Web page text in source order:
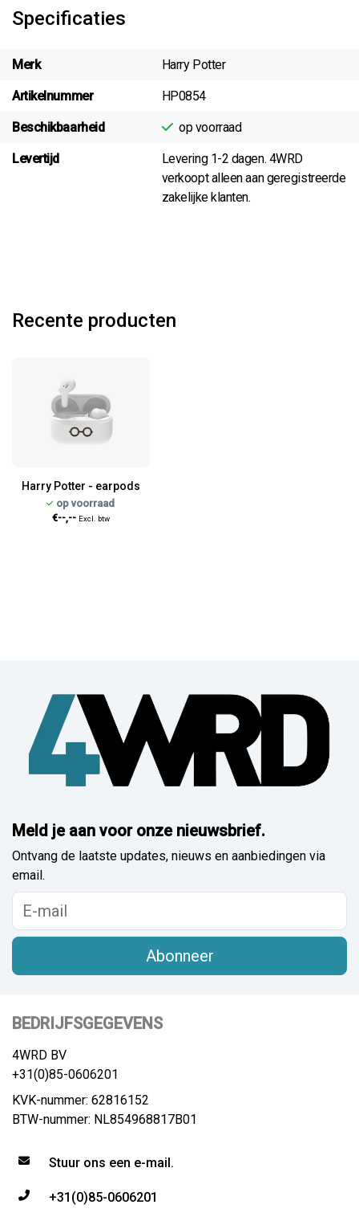
Specificaties
Merk Harry Potter
Artikelnummer HP0854
Beschikbaarheid op voorraad
Levertijd
Levering 1-2 dagen. 4WRD
verkoopt alleen aan geregistreerde
zakelijke klanten.
Recente producten
Harry Potter - earpods
op voorraad
€--,-- Excl. btw
Meld je aan voor onze nieuwsbrief.
Ontvang de laatste updates, nieuws en aanbiedingen via
email.
Abonneer
BEDRIJFSGEGEVENS
4WRD BV
+31(0)85-0606201
KVK-nummer: 62816152
BTW-nummer: NL854968817B01
Stuur ons een e-mail.
+31(0)85-0606201